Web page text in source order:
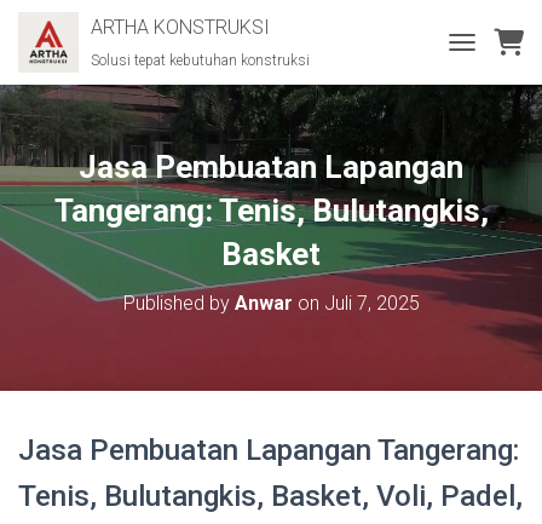
ARTHA KONSTRUKSI
Solusi tepat kebutuhan konstruksi
O
E
N
A
V
I
Jasa Pembuatan Lapangan
Tangerang: Tenis, Bulutangkis,
Basket
Published by Anwar on Juli 7, 2025
Jasa Pembuatan Lapangan Tangerang:
Tenis, Bulutangkis, Basket, Voli, Padel,